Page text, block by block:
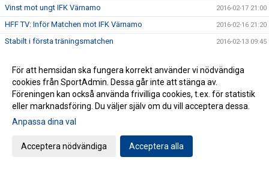
Vinst mot ungt IFK Värnamo 2016-02-17 21:00
HFF TV: Inför Matchen mot IFK Värnamo 2016-02-16 21:20
Stabilt i första träningsmatchen 2016-02-13 09:45
HFFTV: Inför matchen mot Tenhults IF 2016-02-11 17:24
Irfan tar över rollen som målvaktstränare 2016-02-11 17:00
Lycka till med studierna, Emin 2016-02-10 20:11
Dagsläget i söderettan
Allsvensk meriterad stärker mittfältet
För att hemsidan ska fungera korrekt använder vi nödvändiga
cookies från SportAdmin. Dessa går inte att stänga av.
Föreningen kan också använda frivilliga cookies, t.ex. för statistik
eller marknadsföring. Du väljer själv om du vill acceptera dessa.
Anpassa dina val
Acceptera nödvändiga Acceptera alla